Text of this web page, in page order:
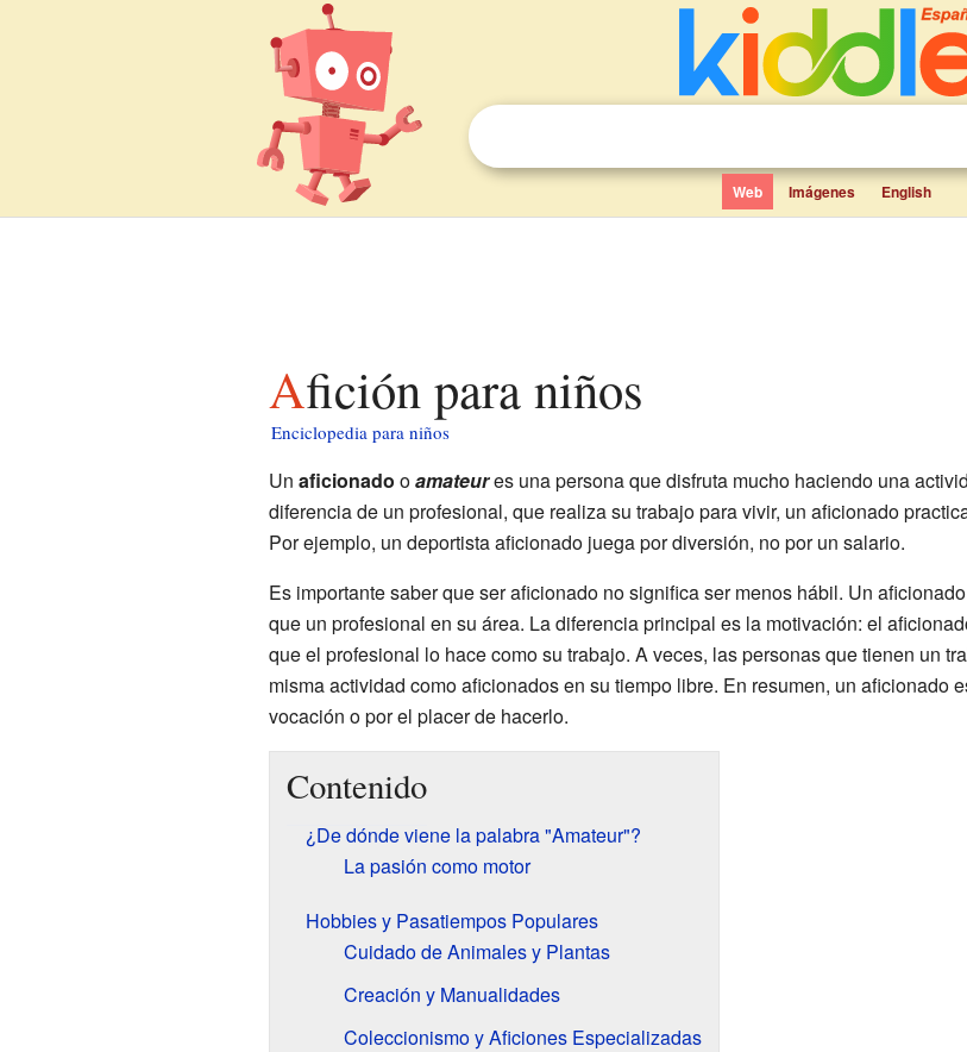
Web Imágenes English
Afición para niños
Enciclopedia para niños
Un aficionado oamateures una persona que disfruta mucho haciendo una
diferencia de un profesional, que realiza su trabajo para vivir, un aficionado
Por ejemplo, un deportista aficionado juega por diversión, no por un salario.
Es importante saber que ser aficionado no significa ser menos hábil. Un
que un profesional en su área. La diferencia principal es la motivación: el
que el profesional lo hace como su trabajo. A veces, las personas que tienen un
misma actividad como aficionados en su tiempo libre. En resumen, un aficionado
vocación o por el placer de hacerlo.
Contenido
¿De dónde viene la palabra "Amateur"?
La pasión como motor
Hobbies y Pasatiempos Populares
Cuidado de Animales y Plantas
Creación y Manualidades
Coleccionismo y Aficiones Especializadas